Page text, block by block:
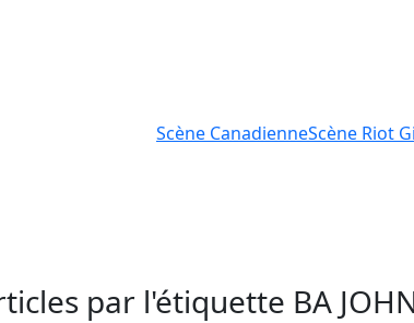
Scène CanadienneScène Riot
par l'étiquette BA